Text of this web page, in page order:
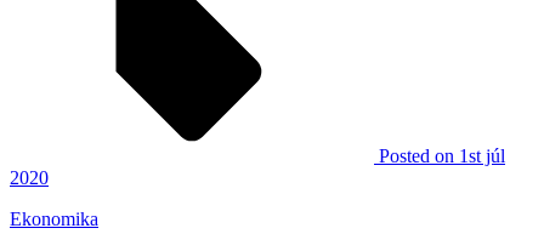
Posted on 1st júl
2020
Ekonomika